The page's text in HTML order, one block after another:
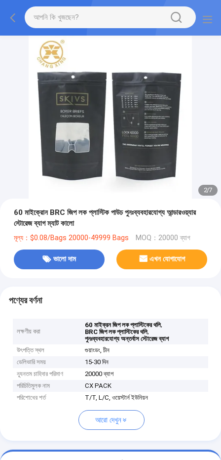
2/7
60 মাইক্রোন BRC জিপ লক প্লাস্টিক পাউচ পুনঃব্যবহারযোগ্য আন্ডারওয়্যার
স্টোরেজ ব্যাগ ম্যাট কালো
মূল্য：$0.08/Bags 20000-49999 Bags MOQ：20000 ব্যাগ
ভালো দাম এখন যোগাযোগ
পণ্যের বর্ণনা
লক্ষণীয় করা
60 মাইক্রন জিপ লক প্লাস্টিকের থলি,
BRC জিপ লক প্লাস্টিকের থলি,
পুনঃব্যবহারযোগ্য অন্তর্বাস স্টোরেজ ব্যাগ
উৎপত্তি স্থল
গুয়াংডং, চীন
ডেলিভারি সময়
15-30 দিন
ন্যূনতম চাহিদার পরিমাণ
20000 ব্যাগ
পরিচিতিমুলক নাম
CX PACK
পরিশোধের শর্ত
T/T, L/C, ওয়েস্টার্ন ইউনিয়ন
আরো দেখুন